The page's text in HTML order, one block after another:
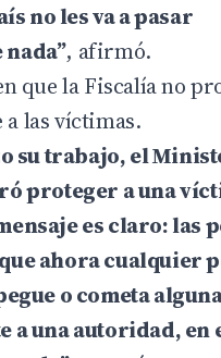
no les va a pasar
, afirmó.
que la Fiscalía no
a las víctimas.
su trabajo, el
proteger a una
es claro: las
ahora cualquier
o cometa
a una autoridad, en